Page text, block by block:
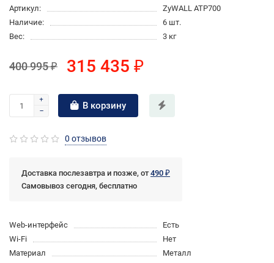
Артикул:
ZyWALL ATP700
Наличие:
6 шт.
Вес:
3 кг
400 995 ₽ 315 435 ₽
В корзину
0 отзывов
Доставка послезавтра и позже, от490 ₽
Самовывоз сегодня, бесплатно
Web-интерфейс
Есть
Wi-Fi
Нет
Материал
Металл